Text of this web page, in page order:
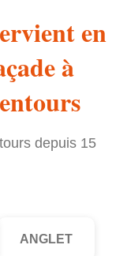
en
à
depuis 15
ANGLET